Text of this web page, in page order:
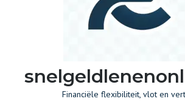
Financiële flexibiliteit, vlot en